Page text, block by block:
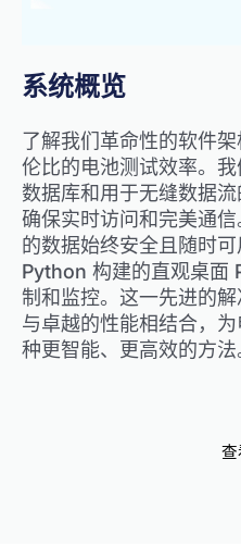
系统概览
了解我们革命性的软件
伦比的电池测试效率。
数据库和用于无缝数据
确保实时访问和完美通
的数据始终安全且随时
Python 构建的直观桌面
制和监控。这一先进的
与卓越的性能相结合，
种更智能、更高效的方法
查